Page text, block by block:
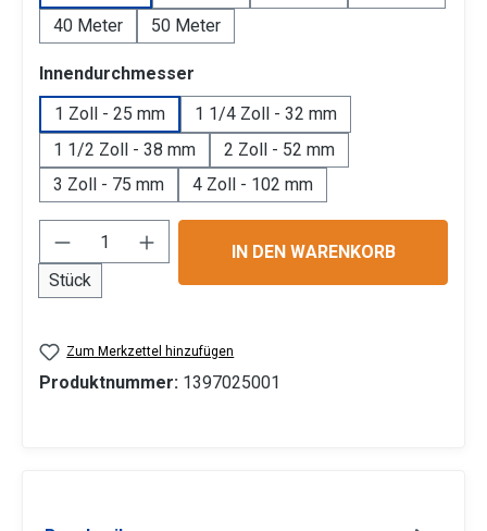
40 Meter
50 Meter
Innendurchmesser
1 Zoll - 25 mm
1 1/4 Zoll - 32 mm
1 1/2 Zoll - 38 mm
2 Zoll - 52 mm
3 Zoll - 75 mm
4 Zoll - 102 mm
Produkt Anzahl: Gib den gewünschten
Stück
IN DEN WARENKORB
Zum Merkzettel hinzufügen
Produktnummer: 1397025001